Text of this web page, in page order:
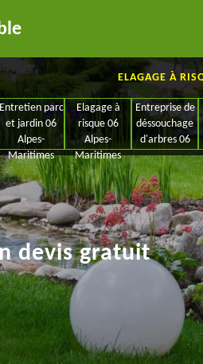
ELAGAGE À
Entretien parc
et jardin 06
Alpes-
Maritimes
Elagage à
risque 06
Alpes-
Maritimes
Entreprise de
déssouchage
d'arbres 06
devis gratuit